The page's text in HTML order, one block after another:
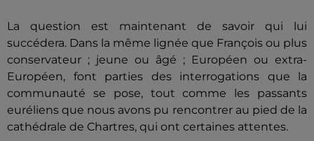
La question est maintenant de savoir qui lui
succédera. Dans la même lignée que François ou plus
conservateur ; jeune ou âgé ; Européen ou extra-
Européen, font parties des interrogations que la
communauté se pose, tout comme les passants
euréliens que nous avons pu rencontrer au pied de la
cathédrale de Chartres, qui ont certaines attentes.